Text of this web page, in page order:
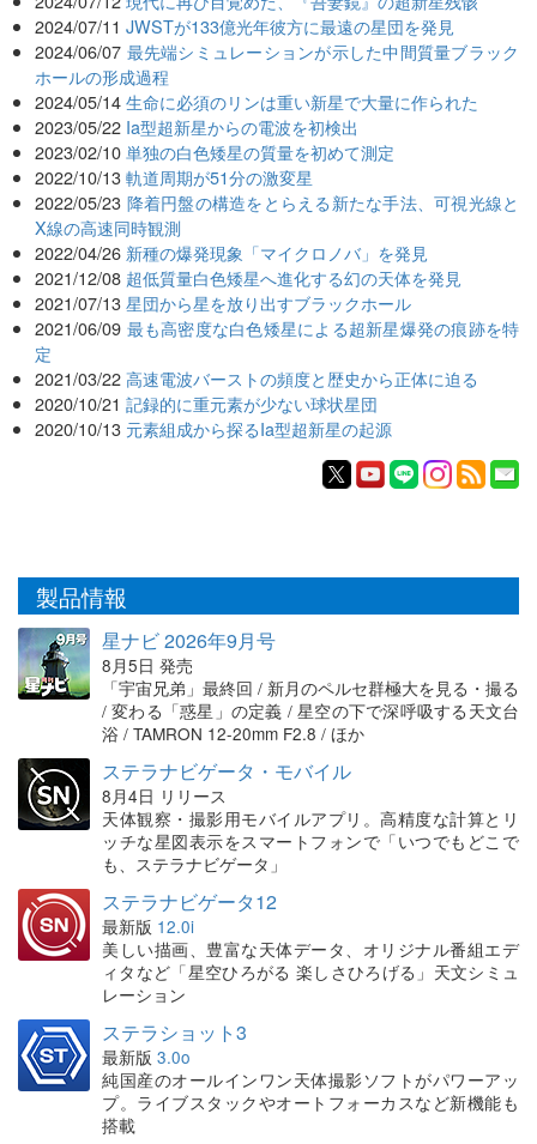
2024/07/11 JWSTが133億光年彼方に最遠の星団を発見
2024/06/07 最先端シミュレーションが示した中間質量ブラック
ホールの形成過程
2024/05/14 生命に必須のリンは重い新星で大量に作られた
2023/05/22 Ia型超新星からの電波を初検出
2023/02/10 単独の白色矮星の質量を初めて測定
2022/10/13 軌道周期が51分の激変星
2022/05/23 降着円盤の構造をとらえる新たな手法、可視光線と
X線の高速同時観測
2022/04/26 新種の爆発現象「マイクロノバ」を発見
2021/12/08 超低質量白色矮星へ進化する幻の天体を発見
2021/07/13 星団から星を放り出すブラックホール
2021/06/09 最も高密度な白色矮星による超新星爆発の痕跡を特
定
2021/03/22 高速電波バーストの頻度と歴史から正体に迫る
2020/10/21 記録的に重元素が少ない球状星団
2020/10/13 元素組成から探るIa型超新星の起源
製品情報
星ナビ 2026年9月号
8月5日 発売
「宇宙兄弟」最終回 / 新月のペルセ群極大を見る・撮る
/ 変わる「惑星」の定義 / 星空の下で深呼吸する天文台
浴 / TAMRON 12-20mm F2.8 / ほか
ステラナビゲータ・モバイル
8月4日 リリース
天体観察・撮影用モバイルアプリ。高精度な計算とリ
ッチな星図表示をスマートフォンで「いつでもどこで
も、ステラナビゲータ」
ステラナビゲータ12
最新版 12.0i
美しい描画、豊富な天体データ、オリジナル番組エデ
ィタなど「星空ひろがる 楽しさひろげる」天文シミュ
レーション
ステラショット3
最新版 3.0o
純国産のオールインワン天体撮影ソフトがパワーアッ
プ。ライブスタックやオートフォーカスなど新機能も
搭載